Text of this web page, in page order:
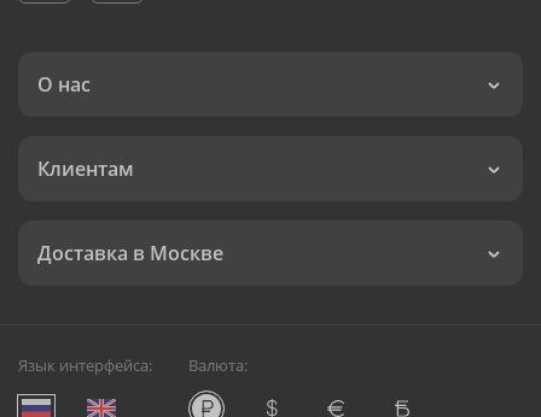
О нас
Клиентам
Доставка в Москве
Язык интерфейса: Валюта: